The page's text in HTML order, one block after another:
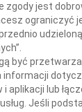
Ukochani przez
zgody jest
ograniczyć
być
informacji
aplikacji lub
Jeśli